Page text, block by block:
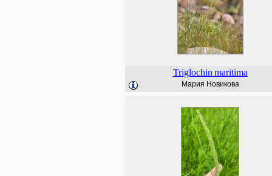
Triglochin maritima
Мария Новикова